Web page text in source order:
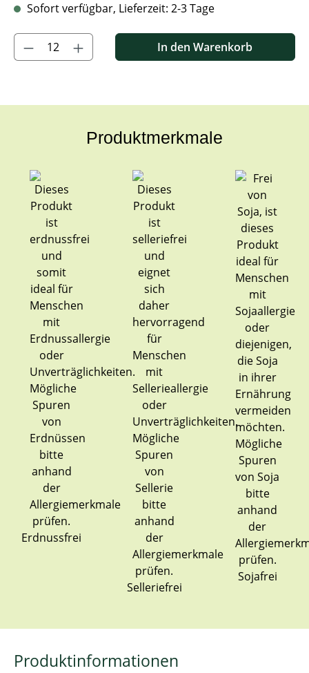
Sofort verfügbar, Lieferzeit: 2-3 Tage
Produkt Anzahl: Gib den gewünschten Wert ein oder benutze
In den Warenkorb
Produktmerkmale
Erdnussfrei
Selleriefrei
Sojafrei
Produktinformationen